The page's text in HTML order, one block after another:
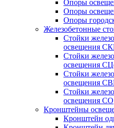
Опоры
Опоры
Опоры
Железобетонные
Стойки
освещения
Стойки
освещения
Стойки
освещения
Стойки
освещения СО
Кронштейны
Кронштейн